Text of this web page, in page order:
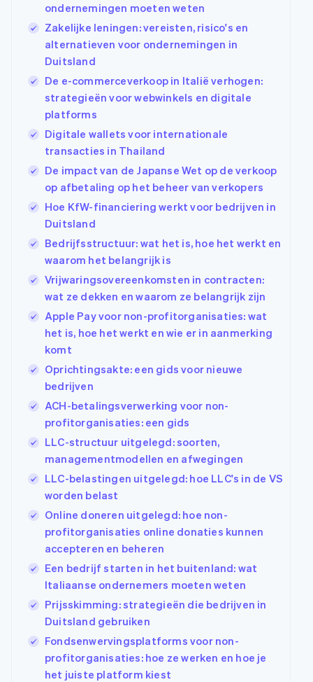
ondernemingen moeten weten
Zakelijke leningen: vereisten, risico's en
alternatieven voor ondernemingen in
Duitsland
De e-commerceverkoop in Italië verhogen:
strategieën voor webwinkels en digitale
platforms
Digitale wallets voor internationale
transacties in Thailand
De impact van de Japanse Wet op de verkoop
op afbetaling op het beheer van verkopers
Hoe KfW-financiering werkt voor bedrijven in
Duitsland
Bedrijfsstructuur: wat het is, hoe het werkt en
waarom het belangrijk is
Vrijwaringsovereenkomsten in contracten:
wat ze dekken en waarom ze belangrijk zijn
Apple Pay voor non-profitorganisaties: wat
het is, hoe het werkt en wie er in aanmerking
komt
Oprichtingsakte: een gids voor nieuwe
bedrijven
ACH-betalingsverwerking voor non-
profitorganisaties: een gids
LLC-structuur uitgelegd: soorten,
managementmodellen en afwegingen
LLC-belastingen uitgelegd: hoe LLC's in de VS
worden belast
Online doneren uitgelegd: hoe non-
profitorganisaties online donaties kunnen
accepteren en beheren
Een bedrijf starten in het buitenland: wat
Italiaanse ondernemers moeten weten
Prijsskimming: strategieën die bedrijven in
Duitsland gebruiken
Fondsenwervingsplatforms voor non-
profitorganisaties: hoe ze werken en hoe je
het juiste platform kiest